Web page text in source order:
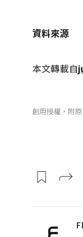
資料來源
本文轉載自
創用授權，附